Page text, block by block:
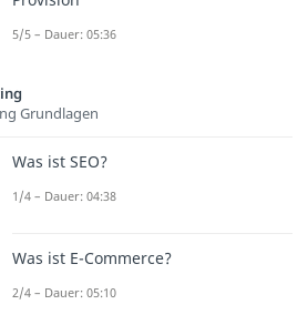
5/5 – Dauer: 05:36
Grundlagen
Was ist SEO?
1/4 – Dauer: 04:38
Was ist E-Commerce?
2/4 – Dauer: 05:10